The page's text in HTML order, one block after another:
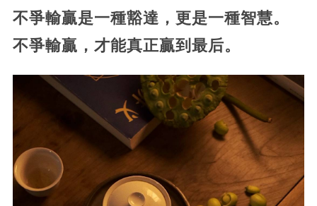
不爭輸贏是一種豁達，更是一種智慧。
不爭輸贏，才能真正贏到最后。